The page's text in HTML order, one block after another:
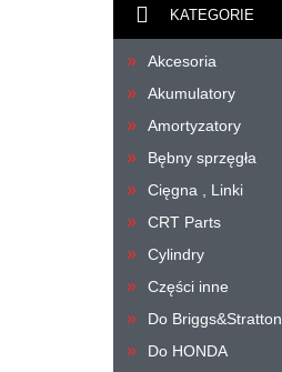
KATEGORIE
Akcesoria
Akumulatory
Amortyzatory
Bębny sprzęgła
Cięgna , Linki
CRT Parts
Cylindry
Części inne
Do Briggs&Stratton
Do HONDA